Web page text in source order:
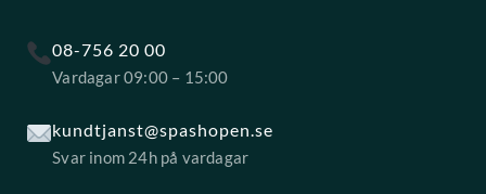
08-756 20 00
Vardagar 09:00 – 15:00
kundtjanst@spashopen.se
Svar inom 24h på vardagar